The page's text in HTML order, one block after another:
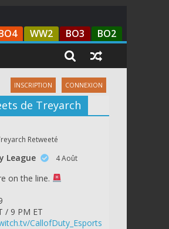
WW2 BO3 BO2
INSCRIPTION CONNEXION
de Treyarch
Retweeté
League 4 Août
on the line.
/ 9 PM ET
CallofDuty_Esports